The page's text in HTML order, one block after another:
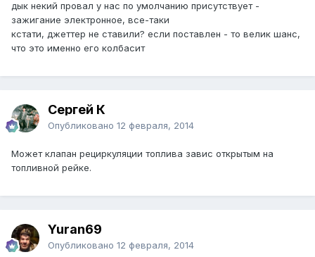
дык некий провал у нас по умолчанию присутствует -
зажигание электронное, все-таки
кстати, джеттер не ставили? если поставлен - то велик шанс,
что это именно его колбасит
Сергей К
Опубликовано 12 февраля, 2014
Может клапан рециркуляции топлива завис открытым на
топливной рейке.
Yuran69
Опубликовано 12 февраля, 2014